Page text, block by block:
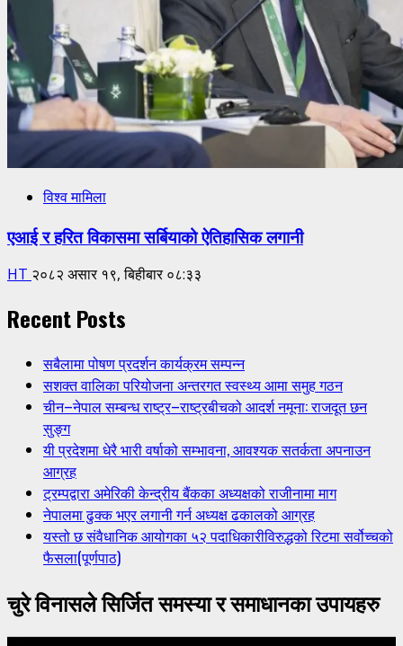
विश्व मामिला
एआई र हरित विकासमा सर्बियाको ऐतिहासिक लगानी
HT २०८२ असार १९, बिहीबार ०८:३३
Recent Posts
सबैलामा पोषण प्रदर्शन कार्यक्रम सम्पन्न
सशक्त वालिका परियोजना अन्तरगत स्वस्थ्य आमा समुह गठन
चीन–नेपाल सम्बन्ध राष्ट्र–राष्ट्रबीचको आदर्श नमूना: राजदूत छन
सुङ्ग
यी प्रदेशमा धेरै भारी वर्षाको सम्भावना, आवश्यक सतर्कता अपनाउन
आग्रह
ट्रम्पद्वारा अमेरिकी केन्द्रीय बैंकका अध्यक्षको राजीनामा माग
नेपालमा ढुक्क भएर लगानी गर्न अध्यक्ष ढकालको आग्रह
यस्तो छ संवैधानिक आयोगका ५२ पदाधिकारीविरुद्धको रिटमा सर्वोच्चको
फैसला(पूर्णपाठ)
चुरे विनासले सिर्जित समस्या र समाधानका उपायहरु